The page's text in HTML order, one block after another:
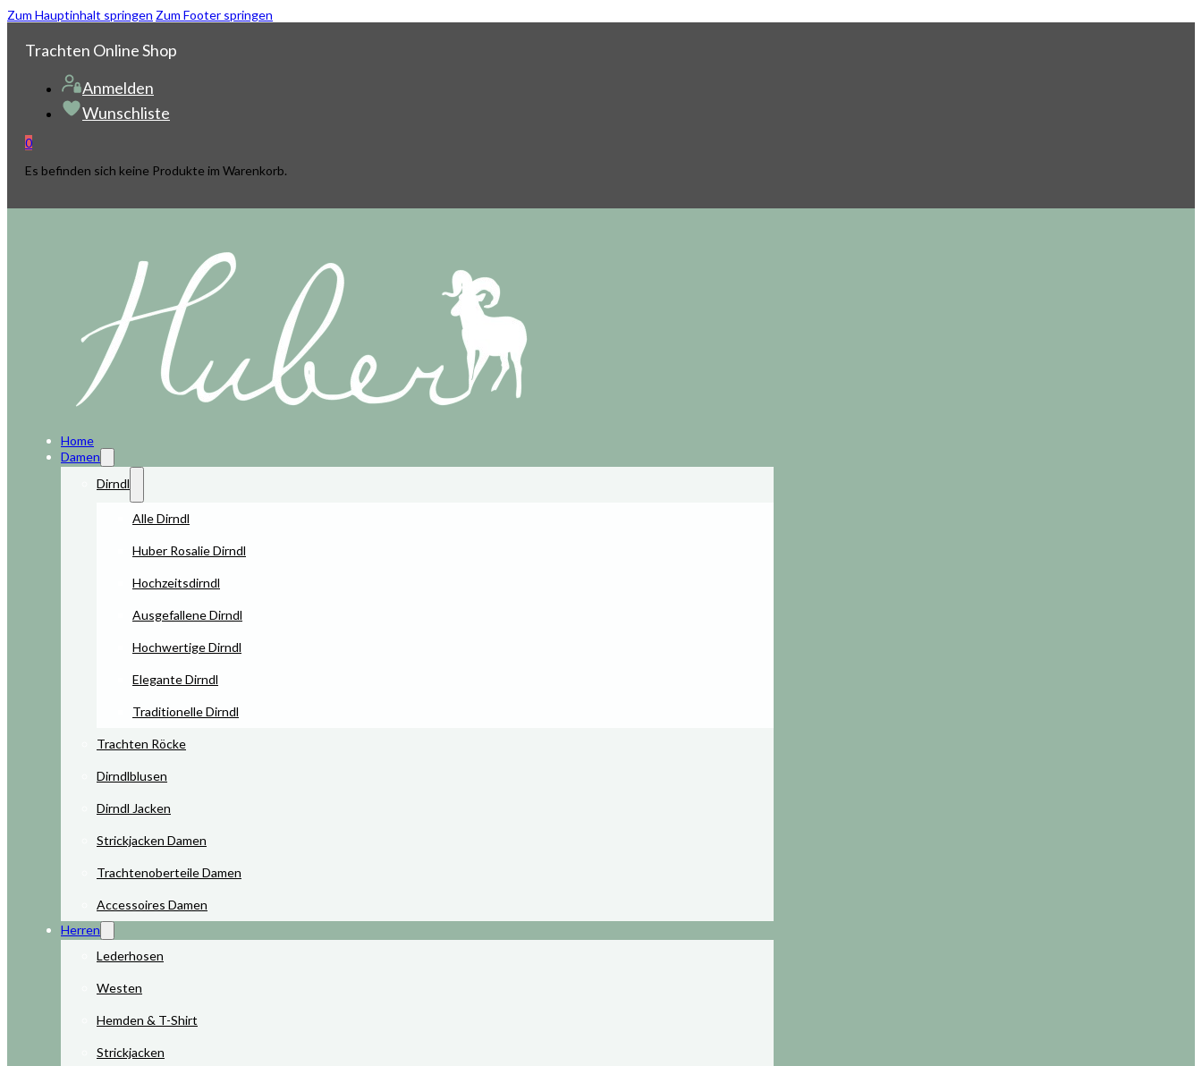
Zum Hauptinhalt springen Zum Footer springen
Trachten Online Shop
Anmelden
Wunschliste
0
Es befinden sich keine Produkte im Warenkorb.
Home
Damen
Dirndl
Alle Dirndl
Huber Rosalie Dirndl
Hochzeitsdirndl
Ausgefallene Dirndl
Hochwertige Dirndl
Elegante Dirndl
Traditionelle Dirndl
Trachten Röcke
Dirndlblusen
Dirndl Jacken
Strickjacken Damen
Trachtenoberteile Damen
Accessoires Damen
Herren
Lederhosen
Westen
Hemden & T-Shirt
Strickjacken